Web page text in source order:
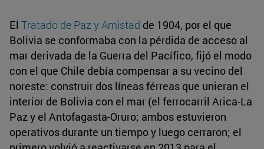
El Tratado de Paz y Amistad de 1904, por el que
Bolivia se conformaba con la pérdida de acceso al
mar derivada de la Guerra del Pacífico, fijó el modo
con el que Chile debía compensar a su vecino del
noreste: construir dos líneas férreas que unieran el
interior de Bolivia con el mar (el ferrocarril Arica-La
Paz y el Antofagasta-Oruro; ambos estuvieron
operativos durante un tiempo y luego cerraron; el